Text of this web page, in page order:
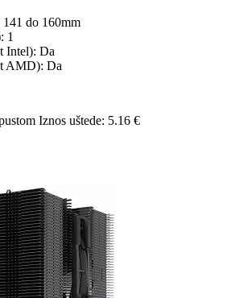
do 160mm
1
Intel): Da
AMD): Da
Iznos uštede: 5.16 €